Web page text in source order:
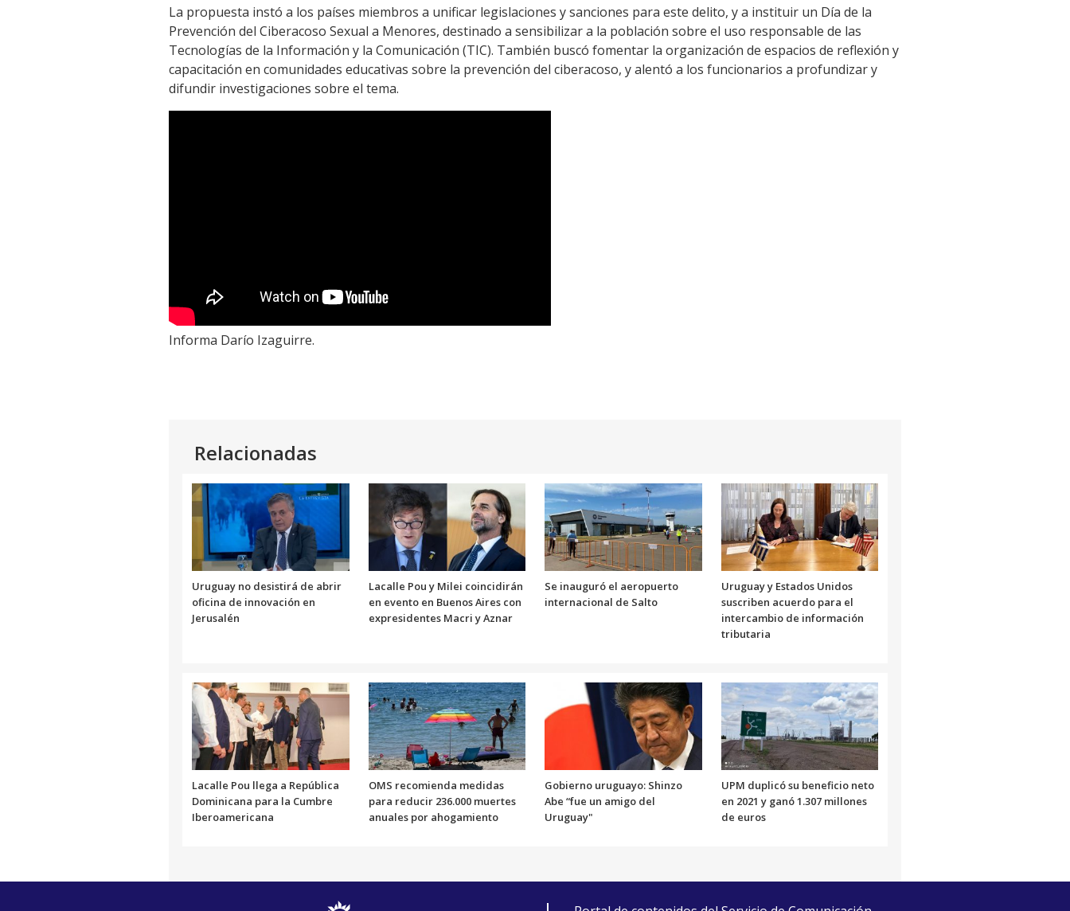
La propuesta instó a los países miembros a unificar legislaciones y sanciones para este delito, y a instituir un Día de la
Prevención del Ciberacoso Sexual a Menores, destinado a sensibilizar a la población sobre el uso responsable de las
Tecnologías de la Información y la Comunicación (TIC). También buscó fomentar la organización de espacios de reflexión y
capacitación en comunidades educativas sobre la prevención del ciberacoso, y alentó a los funcionarios a profundizar y
difundir investigaciones sobre el tema.
Informa Darío Izaguirre.
Relacionadas
Uruguay no desistirá de abrir
oficina de innovación en
Jerusalén
Lacalle Pou y Milei coincidirán
en evento en Buenos Aires con
expresidentes Macri y Aznar
Se inauguró el aeropuerto
internacional de Salto
Uruguay y Estados Unidos
suscriben acuerdo para el
intercambio de información
tributaria
Lacalle Pou llega a República
Dominicana para la Cumbre
Iberoamericana
OMS recomienda medidas
para reducir 236.000 muertes
anuales por ahogamiento
Gobierno uruguayo: Shinzo
Abe “fue un amigo del
Uruguay"
UPM duplicó su beneficio neto
en 2021 y ganó 1.307 millones
de euros